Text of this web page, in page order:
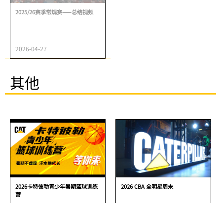
2025/26赛季常规赛——总结视频
2026-04-27
其他
2026卡特彼勒青少年暑期篮球训练
营
2026 CBA 全明星周末